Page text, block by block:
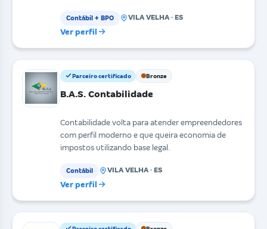
Contábil + BPO VILA VELHA · ES
Ver perfil
Parceiro certificado Bronze
B.A.S. Contabilidade
Contabilidade volta para atender empreendedores
com perfil moderno e que queira economia de
impostos utilizando base legal.
Contábil VILA VELHA · ES
Ver perfil